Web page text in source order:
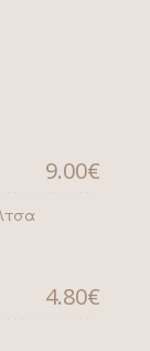
9.00€
4.80€